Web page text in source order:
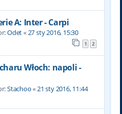
A: Inter - Carpi
Odet«27 sty 2016, 15:30
1 2
Włoch: napoli -
Stachoo«21 sty 2016, 11:44